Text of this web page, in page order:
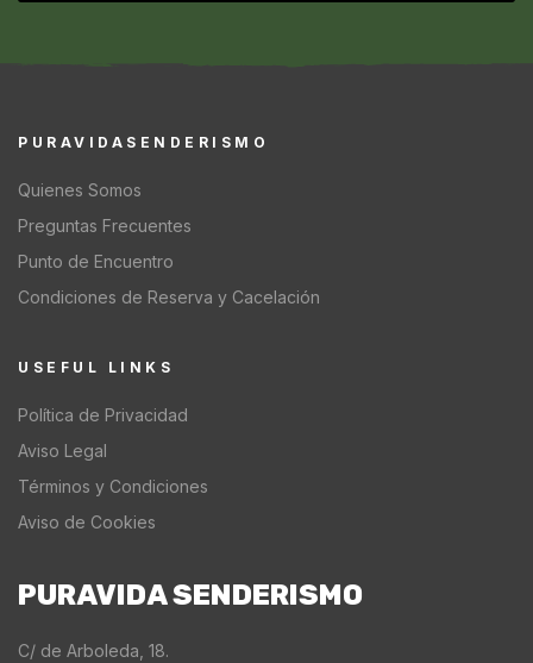
PURAVIDASENDERISMO
Quienes Somos
Preguntas Frecuentes
Punto de Encuentro
Condiciones de Reserva y Cacelación
USEFUL LINKS
Política de Privacidad
Aviso Legal
Términos y Condiciones
Aviso de Cookies
PURAVIDA SENDERISMO
C/ de Arboleda, 18.